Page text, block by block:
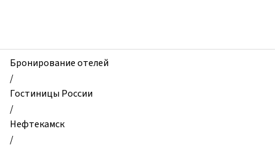
и
квартиры,
Трехкомнатная
квартира
в
центре
Бронирование отелей
/
Гостиницы России
/
Нефтекамск
/